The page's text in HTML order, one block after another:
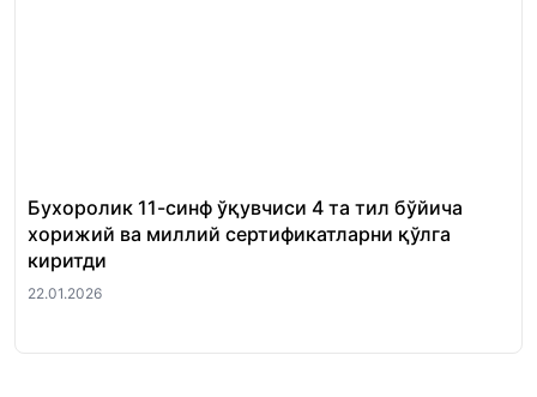
Бухоролик 11-синф ўқувчиси 4 та тил бўйича
хорижий ва миллий сертификатларни қўлга
киритди
22.01.2026